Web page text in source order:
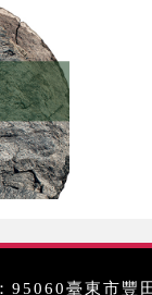
95060臺東市豐